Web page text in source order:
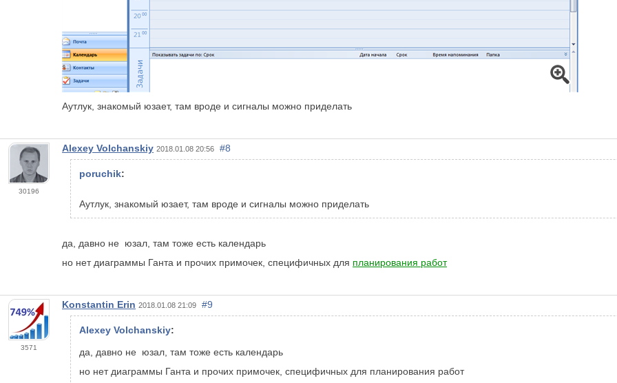
Аутлук, знакомый юзает, там вроде и сигналы можно приделать
30196
Alexey Volchanskiy 2018.01.08 20:56 #8
poruchik:
Аутлук, знакомый юзает, там вроде и сигналы можно приделать
да, давно не юзал, там тоже есть календарь
но нет диаграммы Ганта и прочих примочек, специфичных для планирования работ
3571
Konstantin Erin 2018.01.08 21:09 #9
Alexey Volchanskiy:
да, давно не юзал, там тоже есть календарь
но нет диаграммы Ганта и прочих примочек, специфичных для планирования работ